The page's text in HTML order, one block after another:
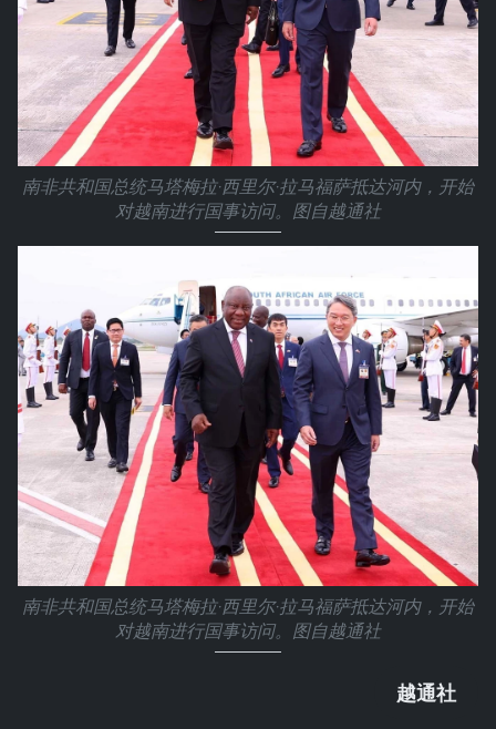
南非共和国总统马塔梅拉·西里尔·拉马福萨抵达河内，开始
对越南进行国事访问。图自越通社
南非共和国总统马塔梅拉·西里尔·拉马福萨抵达河内，开始
对越南进行国事访问。图自越通社
越通社